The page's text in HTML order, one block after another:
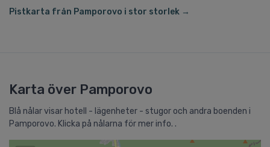
Pistkarta från Pamporovo i stor storlek →
Karta över Pamporovo
Blå nålar visar hotell - lägenheter - stugor och andra boenden i
Pamporovo. Klicka på nålarna för mer info. .